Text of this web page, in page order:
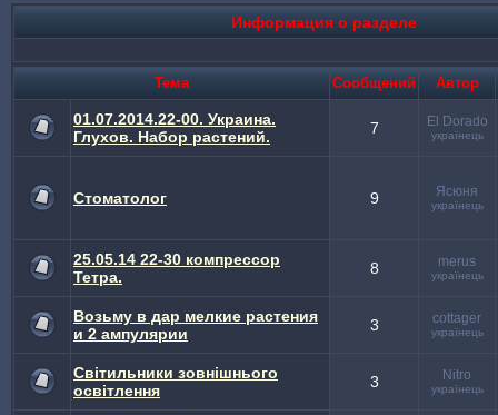
Информация о разделе
Тема Cообщений Автор
01.07.2014.22-00. Украина.
Глухов. Набор растений.
7 El Dorado
українець
Стоматолог 9 Ясюня
українець
25.05.14 22-30 компрессор
Тетра.
8 merus
українець
Возьму в дар мелкие растения
и 2 ампулярии
3 cottager
українець
Світильники зовнішнього
освітлення
3 Nitro
українець